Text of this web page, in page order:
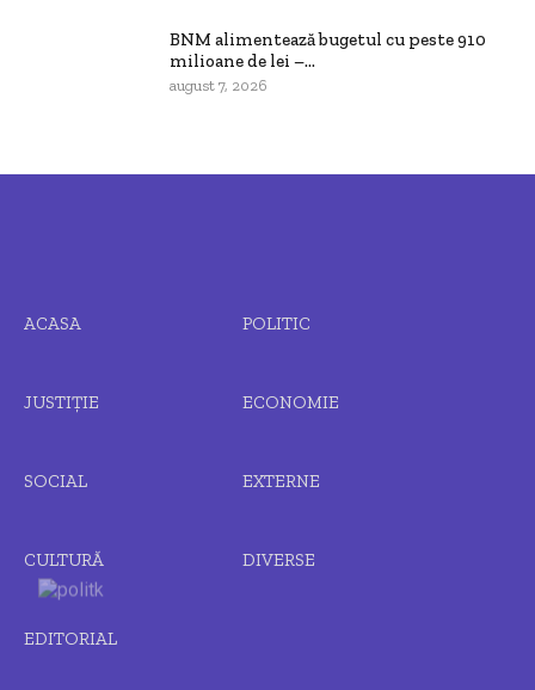
BNM alimentează bugetul cu peste 910
milioane de lei –...
august 7, 2026
ACASA POLITIC
JUSTIȚIE ECONOMIE
SOCIAL EXTERNE
CULTURĂ DIVERSE
EDITORIAL